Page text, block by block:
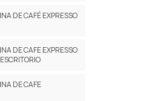
DE CAFÉ EXPRESSO
DE CAFE EXPRESSO
DE CAFE